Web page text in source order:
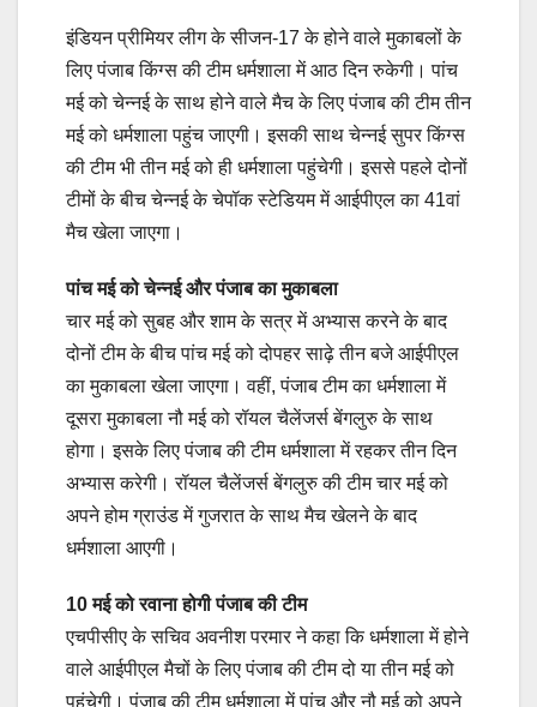
इंडियन प्रीमियर लीग के सीजन-17 के होने वाले मुकाबलों के
लिए पंजाब किंग्स की टीम धर्मशाला में आठ दिन रुकेगी। पांच
मई को चेन्नई के साथ होने वाले मैच के लिए पंजाब की टीम तीन
मई को धर्मशाला पहुंच जाएगी। इसकी साथ चेन्नई सुपर किंग्स
की टीम भी तीन मई को ही धर्मशाला पहुंचेगी। इससे पहले दोनों
टीमों के बीच चेन्नई के चेपॉक स्टेडियम में आईपीएल का 41वां
मैच खेला जाएगा।
पांच मई को चेन्नई और पंजाब का मुकाबला
चार मई को सुबह और शाम के सत्र में अभ्यास करने के बाद
दोनों टीम के बीच पांच मई को दोपहर साढ़े तीन बजे आईपीएल
का मुकाबला खेला जाएगा। वहीं, पंजाब टीम का धर्मशाला में
दूसरा मुकाबला नौ मई को रॉयल चैलेंजर्स बेंगलुरु के साथ
होगा। इसके लिए पंजाब की टीम धर्मशाला में रहकर तीन दिन
अभ्यास करेगी। रॉयल चैलेंजर्स बेंगलुरु की टीम चार मई को
अपने होम ग्राउंड में गुजरात के साथ मैच खेलने के बाद
धर्मशाला आएगी।
10 मई को रवाना होगी पंजाब की टीम
एचपीसीए के सचिव अवनीश परमार ने कहा कि धर्मशाला में होने
वाले आईपीएल मैचों के लिए पंजाब की टीम दो या तीन मई को
पहुंचेगी। पंजाब की टीम धर्मशाला में पांच और नौ मई को अपने